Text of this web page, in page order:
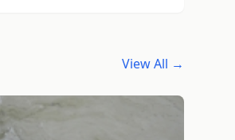
View All →